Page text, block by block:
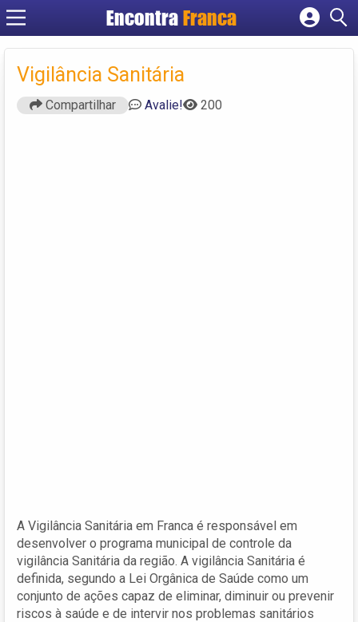
Encontra Franca
Cadastrar empresa
Criar conta
Vigilância Sanitária
Compartilhar Avalie! 200
A Vigilância Sanitária em Franca é responsável em
desenvolver o programa municipal de controle da
vigilância Sanitária da região. A vigilância Sanitária é
definida, segundo a Lei Orgânica de Saúde como um
conjunto de ações capaz de eliminar, diminuir ou prevenir
riscos à saúde e de intervir nos problemas sanitários